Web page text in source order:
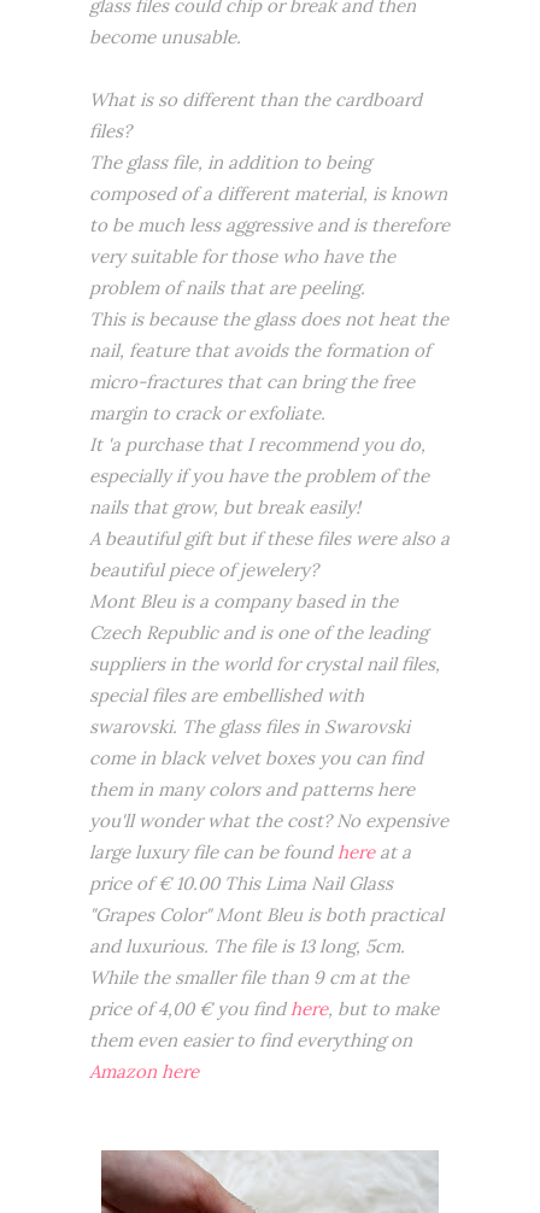
glass files could chip or break and then
become unusable.
What is so different than the cardboard
files?
The glass file, in addition to being
composed of a different material, is known
to be much less aggressive and is therefore
very suitable for those who have the
problem of nails that are peeling.
This is because the glass does not heat the
nail, feature that avoids the formation of
micro-fractures that can bring the free
margin to crack or exfoliate.
It 'a purchase that I recommend you do,
especially if you have the problem of the
nails that grow, but break easily!
A beautiful gift but if these files were also a
beautiful piece of jewelery?
Mont Bleu is a company based in the
Czech Republic and is one of the leading
suppliers in the world for crystal nail files,
special files are embellished with
swarovski. The glass files in Swarovski
come in black velvet boxes you can find
them in many colors and patterns here
you'll wonder what the cost? No expensive
large luxury file can be found hereat a
price of € 10.00 This Lima Nail Glass
"Grapes Color" Mont Bleu is both practical
and luxurious. The file is 13 long, 5cm.
While the smaller file than 9 cm at the
price of 4,00 € you find here, but to make
them even easier to find everything on
Amazon here